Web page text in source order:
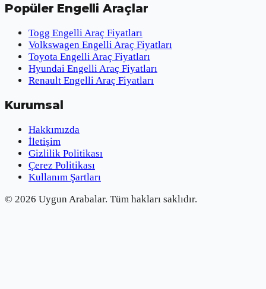
Popüler Engelli Araçlar
Togg Engelli Araç Fiyatları
Volkswagen Engelli Araç Fiyatları
Toyota Engelli Araç Fiyatları
Hyundai Engelli Araç Fiyatları
Renault Engelli Araç Fiyatları
Kurumsal
Hakkımızda
İletişim
Gizlilik Politikası
Çerez Politikası
Kullanım Şartları
© 2026 Uygun Arabalar. Tüm hakları saklıdır.